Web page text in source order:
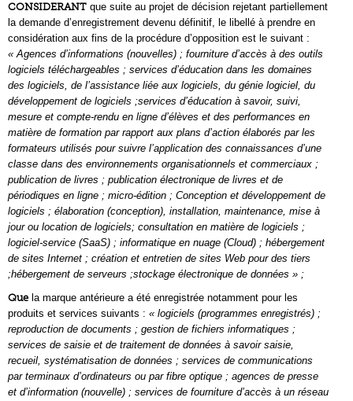
CONSIDERANT que suite au projet de décision rejetant partiellement
la demande d’enregistrement devenu définitif, le libellé à prendre en
considération aux fins de la procédure d’opposition est le suivant :
« Agences d’informations (nouvelles) ; fourniture d’accès à des outils
logiciels téléchargeables ; services d’éducation dans les domaines
des logiciels, de l’assistance liée aux logiciels, du génie logiciel, du
développement de logiciels ;services d’éducation à savoir, suivi,
mesure et compte-rendu en ligne d’élèves et des performances en
matière de formation par rapport aux plans d’action élaborés par les
formateurs utilisés pour suivre l’application des connaissances d’une
classe dans des environnements organisationnels et commerciaux ;
publication de livres ; publication électronique de livres et de
périodiques en ligne ; micro-édition ; Conception et développement de
logiciels ; élaboration (conception), installation, maintenance, mise à
jour ou location de logiciels; consultation en matière de logiciels ;
logiciel-service (SaaS) ; informatique en nuage (Cloud) ; hébergement
de sites Internet ; création et entretien de sites Web pour des tiers
;hébergement de serveurs ;stockage électronique de données » ;
Que la marque antérieure a été enregistrée notamment pour les
produits et services suivants : « logiciels (programmes enregistrés) ;
reproduction de documents ; gestion de fichiers informatiques ;
services de saisie et de traitement de données à savoir saisie,
recueil, systématisation de données ; services de communications
par terminaux d’ordinateurs ou par fibre optique ; agences de presse
et d’information (nouvelle) ; services de fourniture d’accès à un réseau